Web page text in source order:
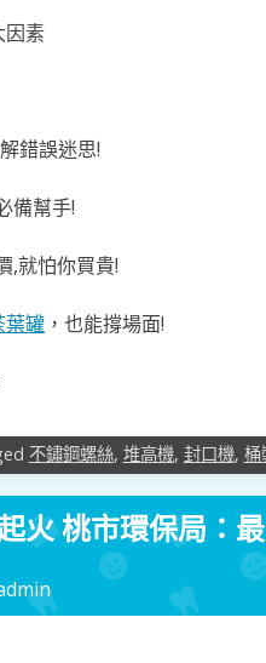
因素
錯誤迷思!
備幫手!
,就怕你買貴!
葉罐，也能撐場面!
不鏽鋼螺絲, 堆高機, 封口機, 桶
火 桃市環保局：